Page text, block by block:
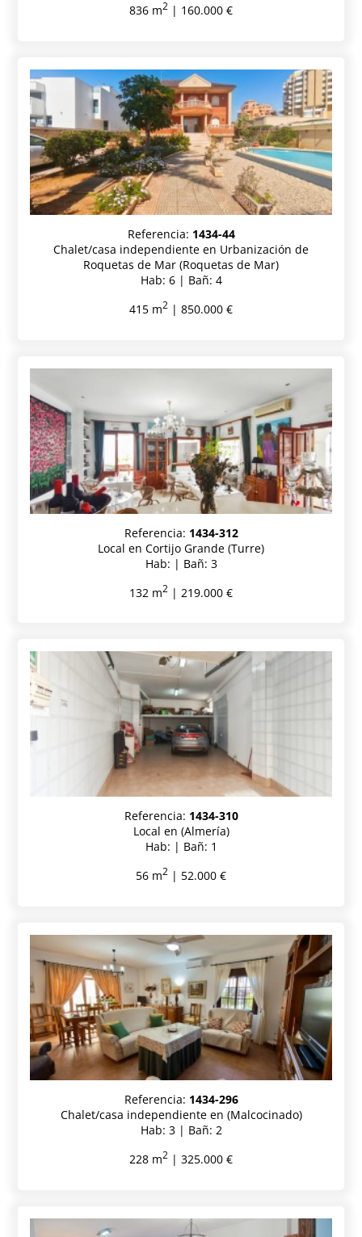
836 m2 | 160.000 €
Referencia: 1434-44
Chalet/casa independiente en Urbanización de
Roquetas de Mar (Roquetas de Mar)
Hab: 6 | Bañ: 4
415 m2 | 850.000 €
Referencia: 1434-312
Local en Cortijo Grande (Turre)
Hab: | Bañ: 3
132 m2 | 219.000 €
Referencia: 1434-310
Local en (Almería)
Hab: | Bañ: 1
56 m2 | 52.000 €
Referencia: 1434-296
Chalet/casa independiente en (Malcocinado)
Hab: 3 | Bañ: 2
228 m2 | 325.000 €